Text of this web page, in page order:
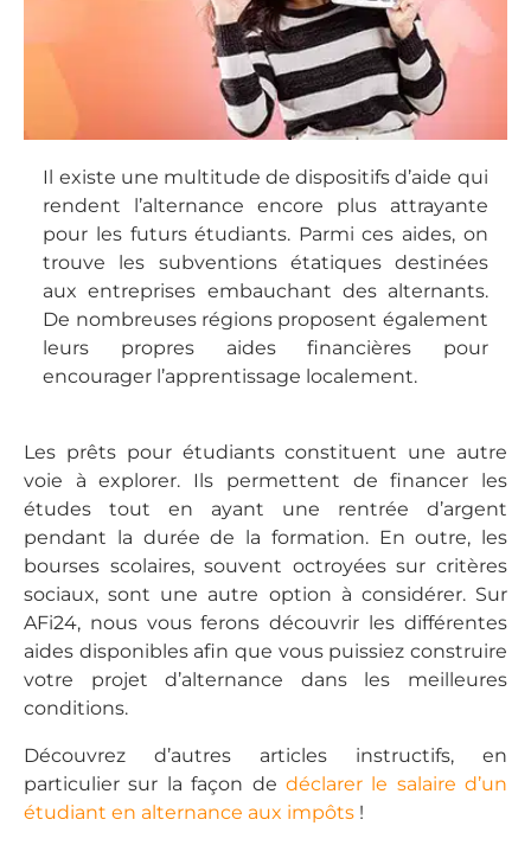
Il existe une multitude de dispositifs d’aide qui
rendent l’alternance encore plus attrayante
pour les futurs étudiants. Parmi ces aides, on
trouve les subventions étatiques destinées
aux entreprises embauchant des alternants.
De nombreuses régions proposent également
leurs propres aides financières pour
encourager l’apprentissage localement.
Les prêts pour étudiants constituent une autre
voie à explorer. Ils permettent de financer les
études tout en ayant une rentrée d’argent
pendant la durée de la formation. En outre, les
bourses scolaires, souvent octroyées sur critères
sociaux, sont une autre option à considérer. Sur
AFi24, nous vous ferons découvrir les différentes
aides disponibles afin que vous puissiez construire
votre projet d’alternance dans les meilleures
conditions.
Découvrez d’autres articles instructifs, en
particulier sur la façon de déclarer le salaire d’un
étudiant en alternance aux impôts !